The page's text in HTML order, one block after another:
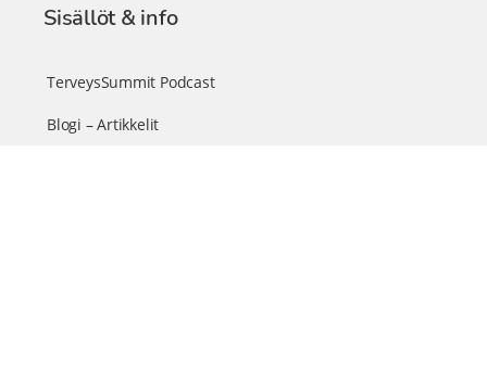
Sisällöt & info
TerveysSummit Podcast
Blogi – Artikkelit